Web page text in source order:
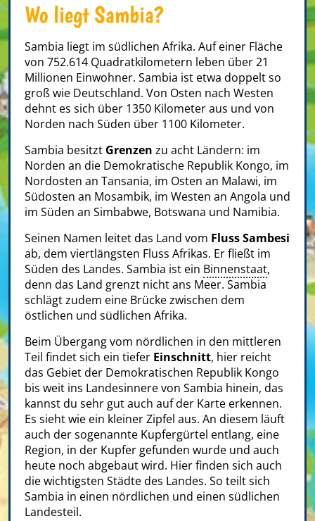
Wo liegt Sambia?
Sambia liegt im südlichen Afrika. Auf einer Fläche
von 752.614 Quadratkilometern leben über 21
Millionen Einwohner. Sambia ist etwa doppelt so
groß wie Deutschland. Von Osten nach Westen
dehnt es sich über 1350 Kilometer aus und von
Norden nach Süden über 1100 Kilometer.
Sambia besitzt Grenzen zu acht Ländern: im
Norden an die Demokratische Republik Kongo, im
Nordosten an Tansania, im Osten an Malawi, im
Südosten an Mosambik, im Westen an Angola und
im Süden an Simbabwe, Botswana und Namibia.
Seinen Namen leitet das Land vom Fluss Sambesi
ab, dem viertlängsten Fluss Afrikas. Er fließt im
Süden des Landes. Sambia ist ein Binnenstaat,
denn das Land grenzt nicht ans Meer. Sambia
schlägt zudem eine Brücke zwischen dem
östlichen und südlichen Afrika.
Beim Übergang vom nördlichen in den mittleren
Teil findet sich ein tiefer Einschnitt, hier reicht
das Gebiet der Demokratischen Republik Kongo
bis weit ins Landesinnere von Sambia hinein, das
kannst du sehr gut auch auf der Karte erkennen.
Es sieht wie ein kleiner Zipfel aus. An diesem läuft
auch der sogenannte Kupfergürtel entlang, eine
Region, in der Kupfer gefunden wurde und auch
heute noch abgebaut wird. Hier finden sich auch
die wichtigsten Städte des Landes. So teilt sich
Sambia in einen nördlichen und einen südlichen
Landesteil.